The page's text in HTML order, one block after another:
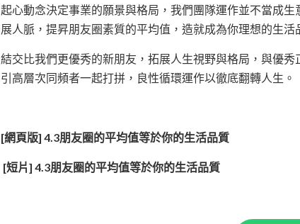
起心動念決定事業的願景與格局，我們團隊運作並不當成
展人脈，提昇朋友圈素質的平均值，造就成為你理想的生活
結交比我們更優秀的新朋友，拓展人生視野與格局，與優
引高層次同頻者一起打拼，良性循環運作以徹底翻轉人生。
[網頁版] 4.3朋友圈的平均值等於你的生活品質
[短片] 4.3朋友圈的平均值等於你的生活品質